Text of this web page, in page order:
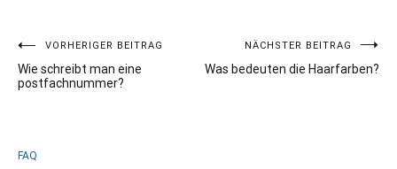
Beitragsnavigation
VORHERIGER BEITRAG
Wie schreibt man eine
postfachnummer?
NÄCHSTER BEITRAG
Was bedeuten die Haarfarben?
FAQ